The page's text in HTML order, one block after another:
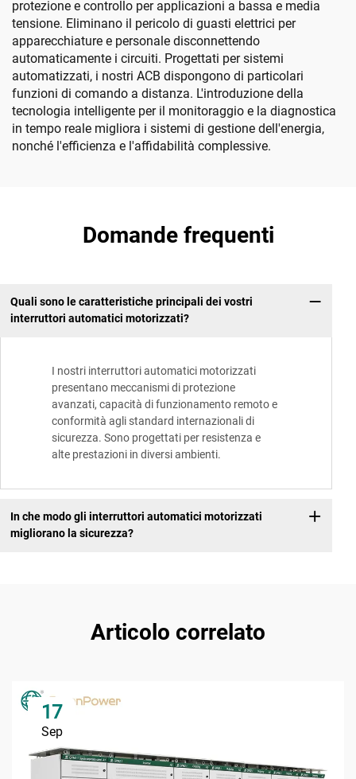
protezione e controllo per applicazioni a bassa e media
tensione. Eliminano il pericolo di guasti elettrici per
apparecchiature e personale disconnettendo
automaticamente i circuiti. Progettati per sistemi
automatizzati, i nostri ACB dispongono di particolari
funzioni di comando a distanza. L'introduzione della
tecnologia intelligente per il monitoraggio e la diagnostica
in tempo reale migliora i sistemi di gestione dell'energia,
nonché l'efficienza e l'affidabilità complessive.
Domande frequenti
Quali sono le caratteristiche principali dei vostri
interruttori automatici motorizzati?
I nostri interruttori automatici motorizzati
presentano meccanismi di protezione
avanzati, capacità di funzionamento remoto e
conformità agli standard internazionali di
sicurezza. Sono progettati per resistenza e
alte prestazioni in diversi ambienti.
In che modo gli interruttori automatici motorizzati
migliorano la sicurezza?
Articolo correlato
17
Sep